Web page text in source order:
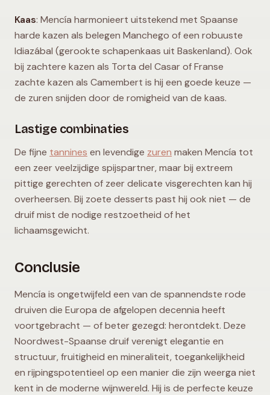
Kaas: Mencía harmonieert uitstekend met Spaanse
harde kazen als belegen Manchego of een robuuste
Idiazábal (gerookte schapenkaas uit Baskenland). Ook
bij zachtere kazen als Torta del Casar of Franse
zachte kazen als Camembert is hij een goede keuze —
de zuren snijden door de romigheid van de kaas.
Lastige combinaties
De fijne tannines en levendige zuren maken Mencía tot
een zeer veelzijdige spijspartner, maar bij extreem
pittige gerechten of zeer delicate visgerechten kan hij
overheersen. Bij zoete desserts past hij ook niet — de
druif mist de nodige restzoetheid of het
lichaamsgewicht.
Conclusie
Mencía is ongetwijfeld een van de spannendste rode
druiven die Europa de afgelopen decennia heeft
voortgebracht — of beter gezegd: herontdekt. Deze
Noordwest-Spaanse druif verenigt elegantie en
structuur, fruitigheid en mineraliteit, toegankelijkheid
en rijpingspotentieel op een manier die zijn weerga niet
kent in de moderne wijnwereld. Hij is de perfecte keuze